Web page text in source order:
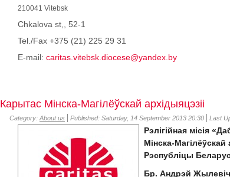
210041 Vitebsk
Chkalova st,, 52-1
Tel./Fax +375 (21) 225 29 31
E-mail: caritas.vitebsk.diocese@yandex.by
Карытас Мінска-Магілёўскай архідыяцэзіі
Category: About us Published: Saturday, 14 September 2013 20:30 Last
Рэлiгiйная мiсiя
Мiнска-Магiлёўскай
Рэспублiцы
Бр. Андрэй